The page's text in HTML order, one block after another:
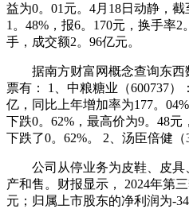
益为0。01元。4月18日动静，
1。48%，报6。170元，换手率2
手，成交额2。96亿元。
据南方财富网概念查询东西
票有： 1、中粮糖业（600737）
亿，同比上年增加率为177。
下跌0。62%，最高价为9。48元
下跌了0。62%。 2、汤臣倍健（
公司从停业务为皮鞋、皮具
产和售。财报显示， 2024年第
元；归属上市股东的净利润为-